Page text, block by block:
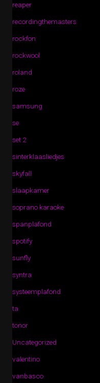
reaper
recordingthemasters
rockfon
rockwool
roland
roze
samsung
se
set 2
sinterklaasliedjes
skyfall
slaapkamer
soprano karaoke
spanplafond
spotify
sunfly
syntra
systeemplafond
ta
tonor
Uncategorized
valentino
vanbasco